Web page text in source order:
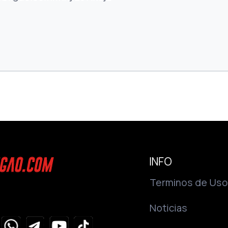
INFO
Terminos de Uso
Noticias